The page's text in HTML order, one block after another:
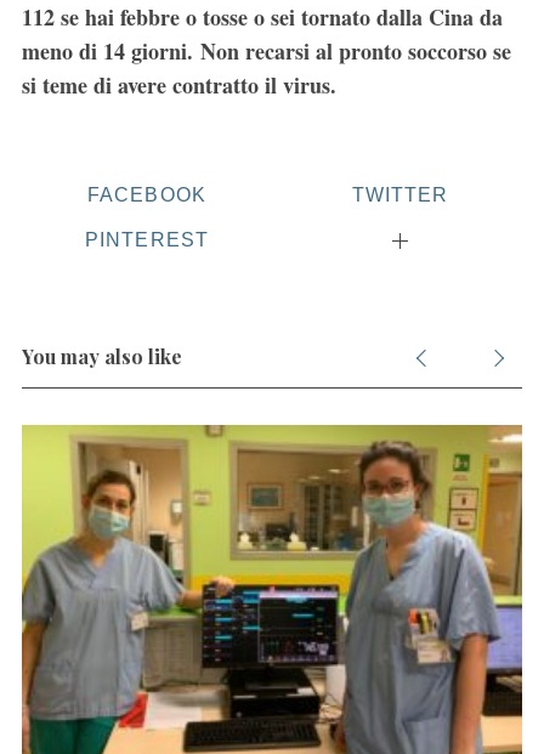
112 se hai febbre o tosse o sei tornato dalla Cina da
meno di 14 giorni. Non recarsi al pronto soccorso se
si teme di avere contratto il virus.
FACEBOOK TWITTER
PINTEREST
You may also like
S
e